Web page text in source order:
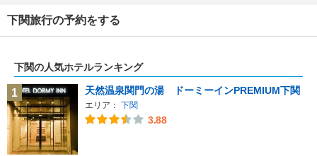
下関旅行の予約をする
下関の人気ホテルランキング
1 天然温泉関門の湯 ドーミーインPREMIUM下関
エリア： 下関
3.88